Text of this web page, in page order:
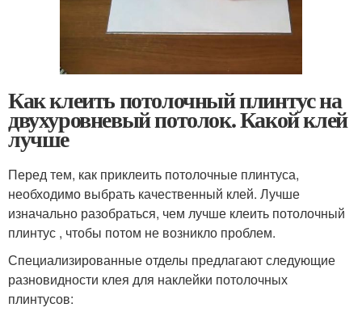
Как клеить потолочный плинтус на
двухуровневый потолок. Какой клей
лучше
Перед тем, как приклеить потолочные плинтуса,
необходимо выбрать качественный клей. Лучше
изначально разобраться, чем лучше клеить потолочный
плинтус , чтобы потом не возникло проблем.
Специализированные отделы предлагают следующие
разновидности клея для наклейки потолочных
плинтусов: